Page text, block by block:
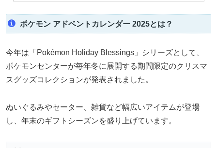
ポケモン アドベントカレンダー 2025とは？
今年は「Pokémon Holiday Blessings」シリーズとして、
ポケモンセンターが毎年冬に展開する期間限定のクリスマ
スグッズコレクションが発表されました。
ぬいぐるみやセーター、雑貨など幅広いアイテムが登場
し、年末のギフトシーズンを盛り上げています。